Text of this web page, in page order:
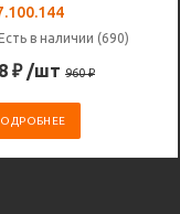
в наличии (690)
₽ /шт 960₽